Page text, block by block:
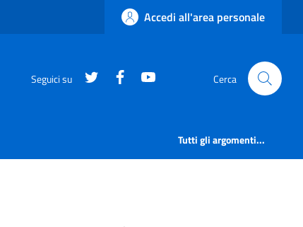
Accedi all'area personale
Seguici su https://twitter.com/comunementana
https://www.facebook.com/
http://www.youtube.com/
Cerca
Tutti gli argomenti...